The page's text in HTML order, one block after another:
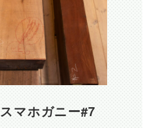
マホガニー#7